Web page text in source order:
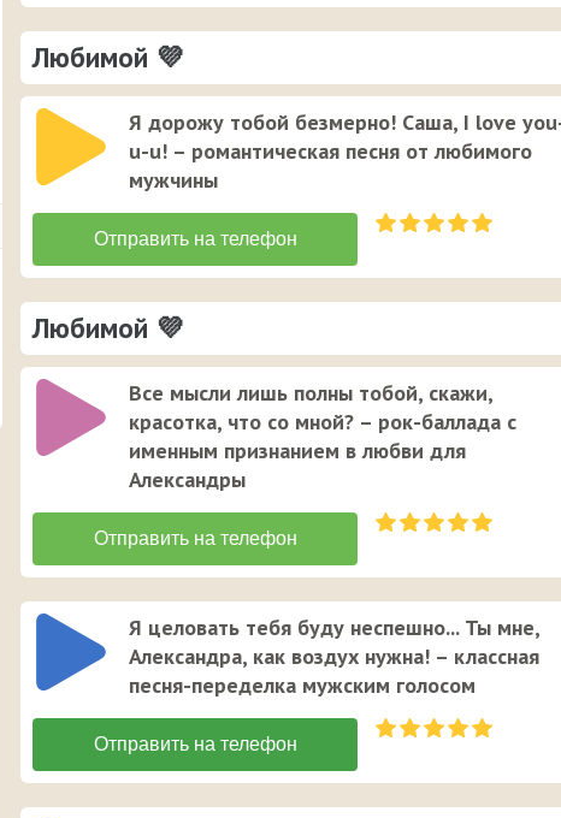
Любимой 💜
Я дорожу тобой безмерно! Саша, I love
u-u! – романтическая песня от любимого
мужчины
Любимой 💜
Все мысли лишь полны тобой, скажи,
красотка, что со мной? – рок-баллада с
именным признанием в любви для
Александры
Я целовать тебя буду неспешно... Ты мне,
Александра, как воздух нужна! – классная
песня-переделка мужским голосом